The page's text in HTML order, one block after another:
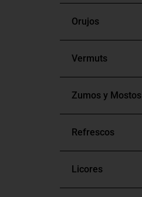
Rosados
Bag In Box
Orujos
Vermuts
Zumos y Mostos
Refrescos
Licores